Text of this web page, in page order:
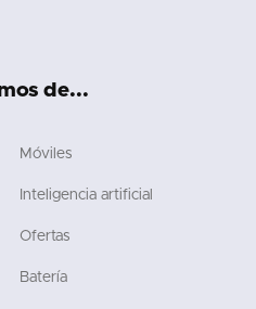
de...
Móviles
Inteligencia artificial
Ofertas
Batería